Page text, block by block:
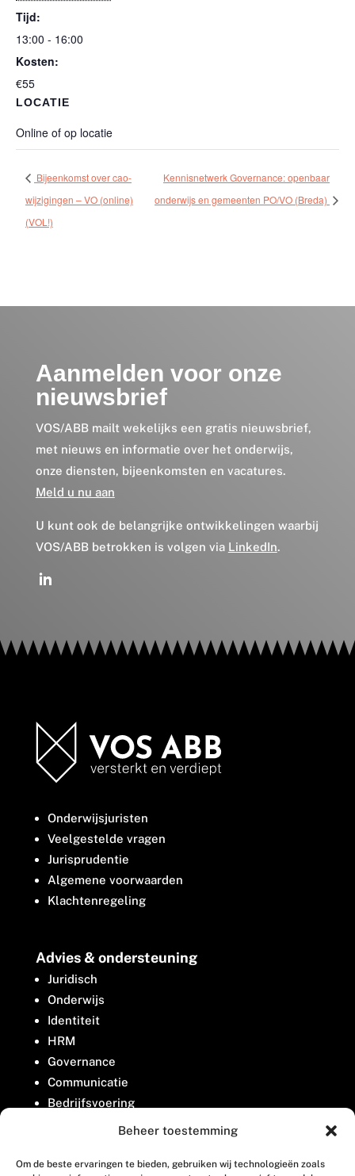
Beheer toestemming
Om de beste ervaringen te bieden, gebruiken wij technologieën zoals
Tijd:
13:00 - 16:00
Kosten:
€55
LOCATIE
Online of op locatie
Bijeenkomst over cao-
wijzigingen – VO (online)
(VOL!)
Kennisnetwerk Governance: openbaar
onderwijs en gemeenten PO/VO (Breda)
Aanmelden voor onze
nieuwsbrief
VOS/ABB mailt wekelijks een gratis nieuwsbrief,
met nieuws en informatie over het onderwijs,
onze diensten, bijeenkomsten en vacatures.
Meld u nu aan
U kunt ook de belangrijke ontwikkelingen waarbij
VOS/ABB betrokken is volgen via LinkedIn.
Onderwijsjuristen
Veelgestelde vragen
Jurisprudentie
Algemene voorwaarden
Klachtenregeling
Advies & ondersteuning
Juridisch
Onderwijs
Identiteit
HRM
Governance
Communicatie
Bedrijfsvoering
Belangenbehartiging